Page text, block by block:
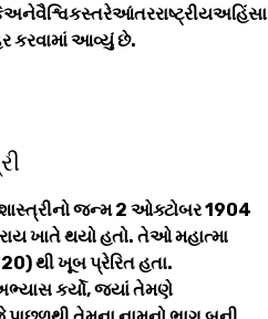
કરવામાં આવ્યું છે.
જન્મ 2 ઓક્ટોબર 1904
ખાતે થયો હતો. તેઓ મહાત્મા
થી ખૂબ પ્રેરિત હતા.
અભ્યાસ કર્યો, જ્યાં તેમણે